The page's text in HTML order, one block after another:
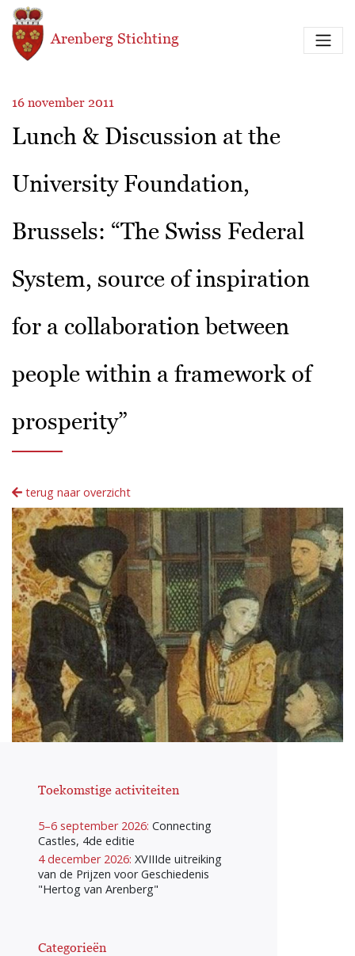
Overslaan en naar de inhoud gaan
Arenberg Stichting
16 november 2011
Lunch & Discussion at the
University Foundation,
Brussels: “The Swiss Federal
System, source of inspiration
for a collaboration between
people within a framework of
prosperity”
terug naar overzicht
Toekomstige activiteiten
5–6 september 2026: Connecting
Castles, 4de editie
4 december 2026: XVIIIde uitreiking
van de Prijzen voor Geschiedenis
"Hertog van Arenberg"
Categorieën